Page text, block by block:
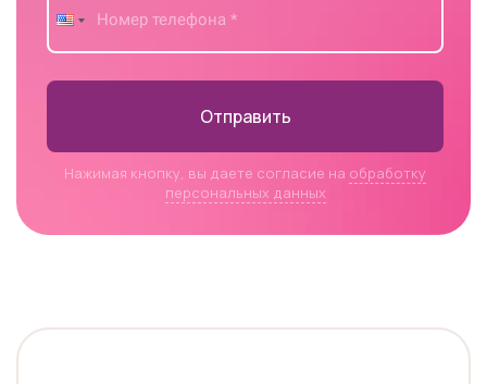
Отправить
Нажимая кнопку, вы даете согласие на обработку
персональных данных